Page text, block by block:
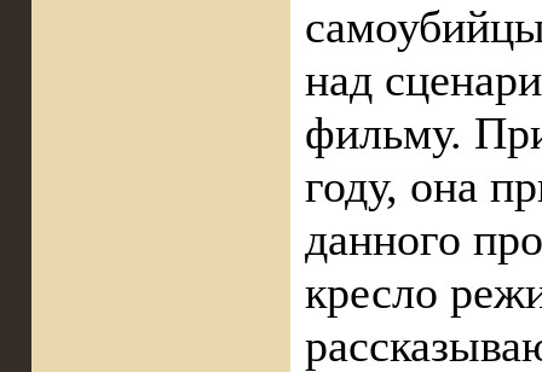
над
фильму.
году, она
данного
кресло